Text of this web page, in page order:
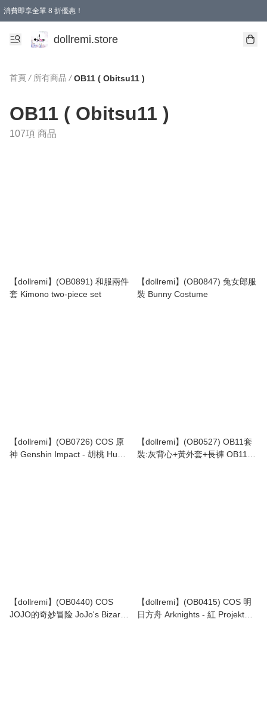
消費即享全單 8 折優惠！
購物滿 HKD 1500.00即享免運費優惠！（適用於 本地送貨、本地取貨、國際送貨 )
dollremi.store
首頁 / 所有商品 / OB11 ( Obitsu11 )
OB11 ( Obitsu11 )
107項 商品
【dollremi】(OB0891) 和服兩件
套 Kimono two-piece set
【dollremi】(OB0847) 兔女郎服
裝 Bunny Costume
【dollremi】(OB0726) COS 原
神 Genshin Impact - 胡桃 Hu
【dollremi】(OB0527) OB11套
裝:灰背心+黃外套+長褲 OB11
【dollremi】(OB0440) COS
JOJO的奇妙冒险 JoJo's Bizarre
【dollremi】(OB0415) COS 明
日方舟 Arknights - 紅 Projekt